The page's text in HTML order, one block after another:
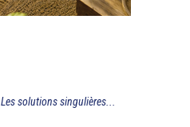
Les solutions singulières...